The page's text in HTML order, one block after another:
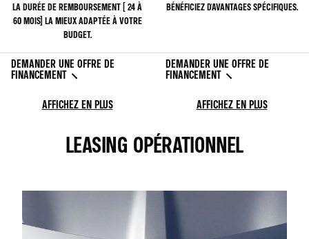
LA DURÉE DE REMBOURSEMENT ( 24 À
60 MOIS) LA MIEUX ADAPTÉE À VOTRE
BUDGET.
BÉNÉFICIEZ D'AVANTAGES SPÉCIFIQUES.
DEMANDER UNE OFFRE DE
FINANCEMENT
AFFICHEZ EN PLUS
DEMANDER UNE OFFRE DE
FINANCEMENT
AFFICHEZ EN PLUS
LEASING OPÉRATIONNEL